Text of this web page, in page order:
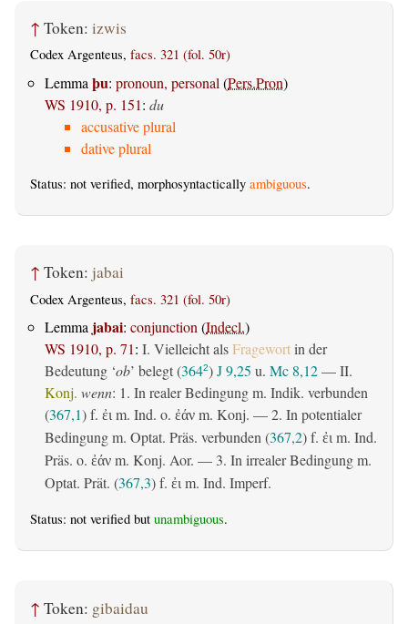
↑ Token: izwis
Codex Argenteus, facs. 321 (fol. 50r)
Lemma þu: pronoun, personal (Pers.Pron)
WS 1910, p. 151: du
accusative plural
dative plural
Status: not verified, morphosyntactically ambiguous.
↑ Token: jabai
Codex Argenteus, facs. 321 (fol. 50r)
Lemma jabai: conjunction (Indecl.)
WS 1910, p. 71: I. Vielleicht alsFragewortin der
Bedeutung ‘ob’ belegt (3642)J 9,25 u. Mc 8,12— II.
Konj. wenn: 1. In realer Bedingung m. Indik. verbunden
(367,1) f. ἐι m. Ind. o. ἐάν m. Konj. — 2. In potentialer
Bedingung m. Optat. Präs. verbunden (367,2) f. ἐι m. Ind.
Präs. o. ἐάν m. Konj. Aor. — 3. In irrealer Bedingung m.
Optat. Prät. (367,3) f. ἐι m. Ind. Imperf.
Status: not verified but unambiguous.
↑ Token: gibaidau